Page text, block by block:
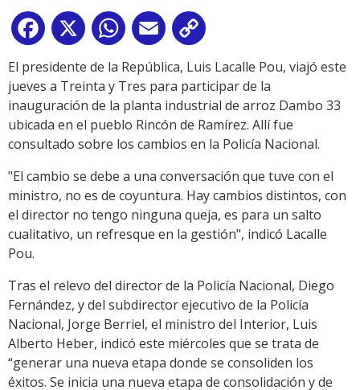
Facebook
X WhatsApp
Email
Link
El presidente de la República, Luis Lacalle Pou, viajó este
jueves a Treinta y Tres para participar de la
inauguración de la planta industrial de arroz Dambo 33
ubicada en el pueblo Rincón de Ramírez. Allí fue
consultado sobre los cambios en la Policía Nacional.
"El cambio se debe a una conversación que tuve con el
ministro, no es de coyuntura. Hay cambios distintos, con
el director no tengo ninguna queja, es para un salto
cualitativo, un refresque en la gestión", indicó Lacalle
Pou.
Tras el relevo del director de la Policía Nacional, Diego
Fernández, y del subdirector ejecutivo de la Policía
Nacional, Jorge Berriel, el ministro del Interior, Luis
Alberto Heber, indicó este miércoles que se trata de
“generar una nueva etapa donde se consoliden los
éxitos. Se inicia una nueva etapa de consolidación y de